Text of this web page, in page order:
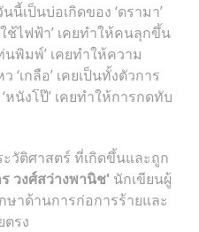
เป็นบ่อเกิดของ ‘ดรามา’
ช้ไฟฟ้า’ เคยทำให้คนลุกขึ้น
พิมพ์’ เคยทำให้ความ
เกลือ’ เคยเป็นทั้งตัวการ
นังโป๊’ เคยทำให้การกดทับ
วัติศาสตร์ ที่เกิดขึ้นและถูก
วงศ์สว่างพานิช' นักเขียนผู้
าด้านการก่อการร้ายและ
ตรง